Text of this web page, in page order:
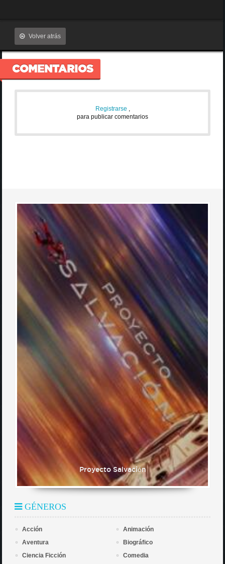
Volver atrás
COMENTARIOS
Registrarse ,
para publicar comentarios
Proyecto Salvación
GÉNEROS
Acción
Animación
Aventura
Biográfico
Ciencia Ficción
Comedia